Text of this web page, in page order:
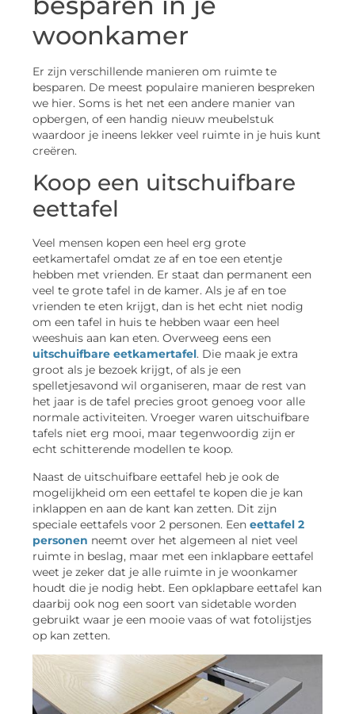
woonkamer
Er zijn verschillende manieren om ruimte te
besparen. De meest populaire manieren bespreken
we hier. Soms is het net een andere manier van
opbergen, of een handig nieuw meubelstuk
waardoor je ineens lekker veel ruimte in je huis kunt
creëren.
Koop een uitschuifbare
eettafel
Veel mensen kopen een heel erg grote
eetkamertafel omdat ze af en toe een etentje
hebben met vrienden. Er staat dan permanent een
veel te grote tafel in de kamer. Als je af en toe
vrienden te eten krijgt, dan is het echt niet nodig
om een tafel in huis te hebben waar een heel
weeshuis aan kan eten. Overweeg eens een
uitschuifbare eetkamertafel. Die maak je extra
groot als je bezoek krijgt, of als je een
spelletjesavond wil organiseren, maar de rest van
het jaar is de tafel precies groot genoeg voor alle
normale activiteiten. Vroeger waren uitschuifbare
tafels niet erg mooi, maar tegenwoordig zijn er
echt schitterende modellen te koop.
Naast de uitschuifbare eettafel heb je ook de
mogelijkheid om een eettafel te kopen die je kan
inklappen en aan de kant kan zetten. Dit zijn
speciale eettafels voor 2 personen. Een eettafel 2
personen neemt over het algemeen al niet veel
ruimte in beslag, maar met een inklapbare eettafel
weet je zeker dat je alle ruimte in je woonkamer
houdt die je nodig hebt. Een opklapbare eettafel kan
daarbij ook nog een soort van sidetable worden
gebruikt waar je een mooie vaas of wat fotolijstjes
op kan zetten.